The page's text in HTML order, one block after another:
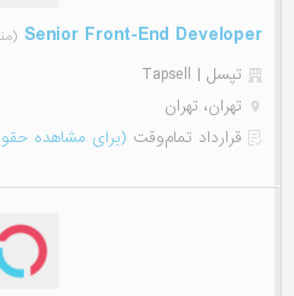
Senior Front-End Developer
تپسل | Tapsell
تهران، تهران
قرارداد تمام‌وقت (برای مشاهده